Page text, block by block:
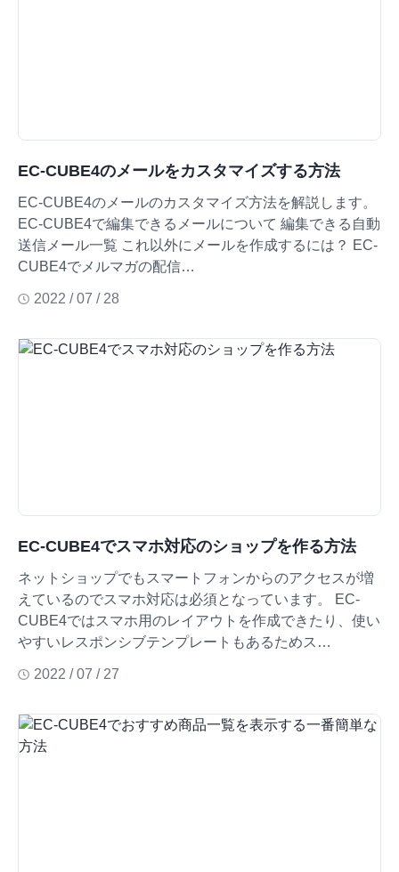
EC-CUBE4のメールをカスタマイズする方法
EC-CUBE4のメールのカスタマイズ方法を解説します。
EC-CUBE4で編集できるメールについて 編集できる自動
送信メール一覧 これ以外にメールを作成するには？ EC-
CUBE4でメルマガの配信…
2022 / 07 / 28
EC-CUBE4でスマホ対応のショップを作る方法
ネットショップでもスマートフォンからのアクセスが増
えているのでスマホ対応は必須となっています。 EC-
CUBE4ではスマホ用のレイアウトを作成できたり、使い
やすいレスポンシブテンプレートもあるためス…
2022 / 07 / 27